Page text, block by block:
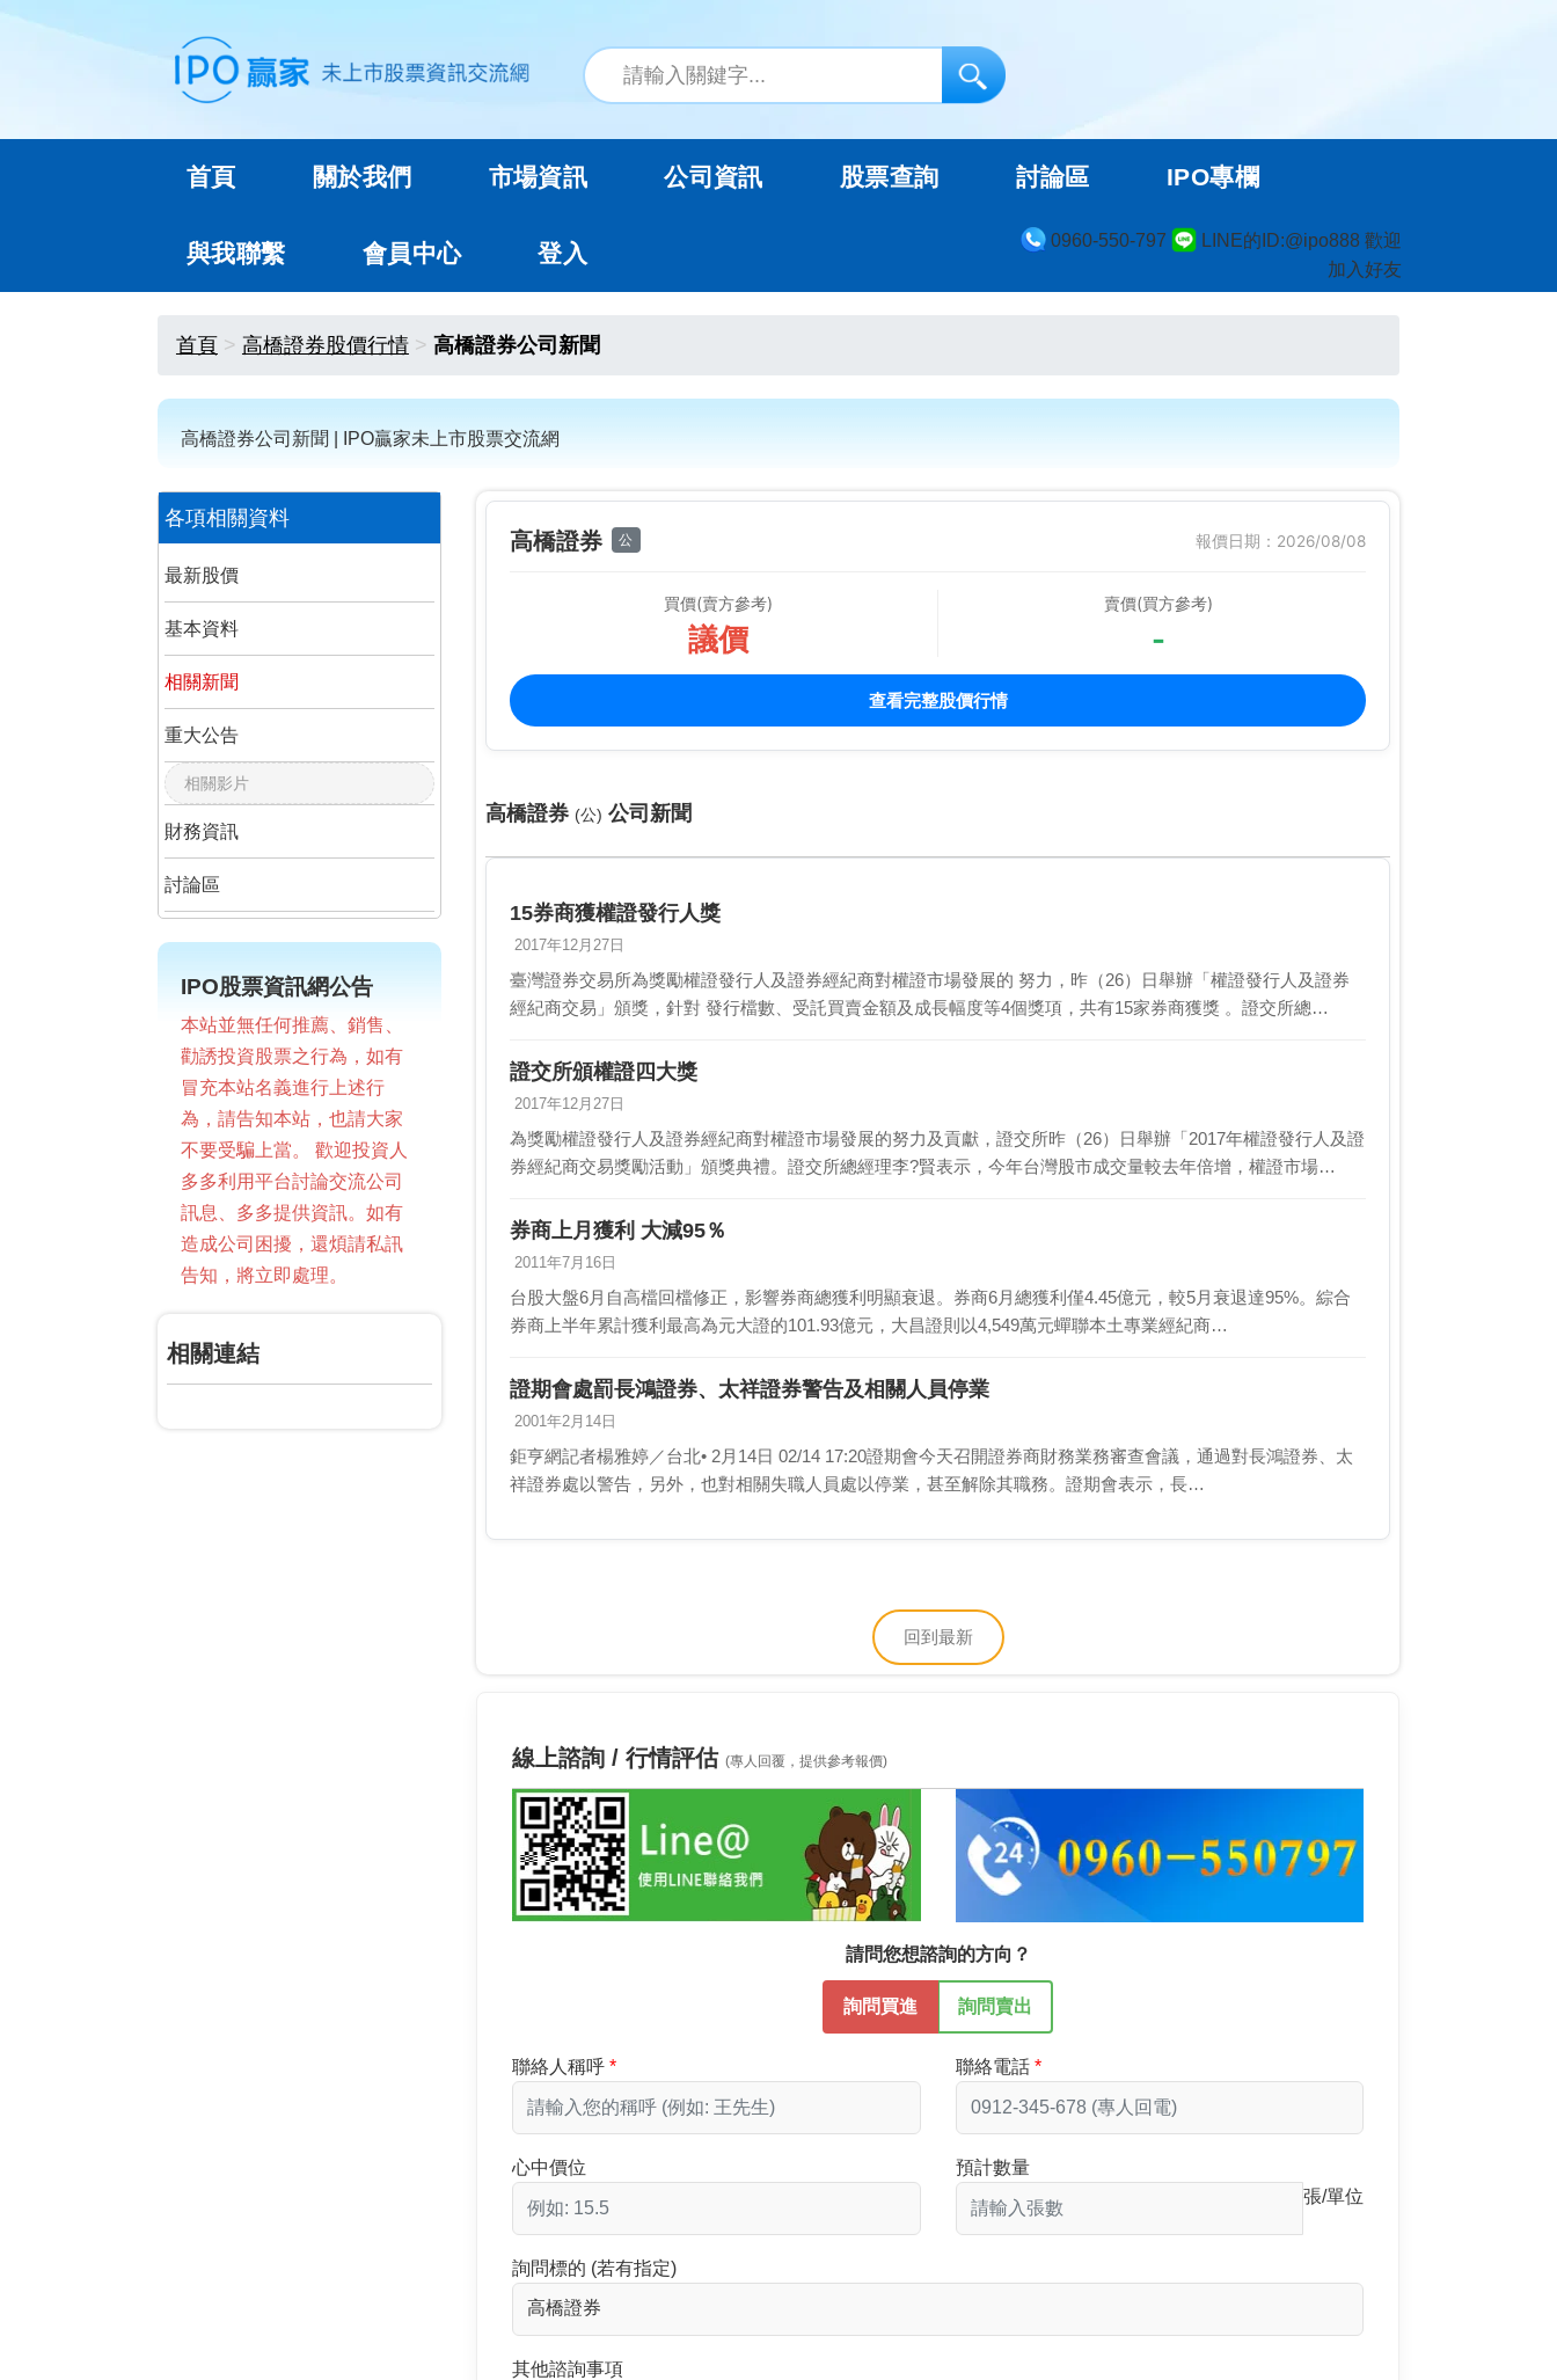
0960-550-797
LINE的ID:@ipo888 歡迎
加入好友
首頁 關於我們 市場資訊 公司資訊 股票查詢 討論區 IPO專欄
與我聯繫 會員中心 登入
首頁 高橋證券股價行情 高橋證券公司新聞
高橋證券公司新聞 | IPO贏家未上市股票交流網
各項相關資料
最新股價
基本資料
相關新聞
重大公告
相關影片
財務資訊
討論區
IPO股票資訊網公告
本站並無任何推薦、銷售、
勸誘投資股票之行為，如有
冒充本站名義進行上述行
為，請告知本站，也請大家
不要受騙上當。 歡迎投資人
多多利用平台討論交流公司
訊息、多多提供資訊。如有
造成公司困擾，還煩請私訊
告知，將立即處理。
相關連結
高橋證券 公 報價日期：2026/08/08
買價(賣方參考)
議價
賣價(買方參考)
-
查看完整股價行情
高橋證券 (公) 公司新聞
15券商獲權證發行人獎
2017年12月27日
臺灣證券交易所為獎勵權證發行人及證券經紀商對權證市場發展的 努力，昨（26）日舉辦「權證發行人及證券
經紀商交易」頒獎，針對 發行檔數、受託買賣金額及成長幅度等4個獎項，共有15家券商獲獎 。證交所總…
證交所頒權證四大獎
2017年12月27日
為獎勵權證發行人及證券經紀商對權證市場發展的努力及貢獻，證交所昨（26）日舉辦「2017年權證發行人及證
券經紀商交易獎勵活動」頒獎典禮。證交所總經理李?賢表示，今年台灣股市成交量較去年倍增，權證市場…
券商上月獲利 大減95％
2011年7月16日
台股大盤6月自高檔回檔修正，影響券商總獲利明顯衰退。券商6月總獲利僅4.45億元，較5月衰退達95%。綜合
券商上半年累計獲利最高為元大證的101.93億元，大昌證則以4,549萬元蟬聯本土專業經紀商…
證期會處罰長鴻證券、太祥證券警告及相關人員停業
2001年2月14日
鉅亨網記者楊雅婷／台北• 2月14日 02/14 17:20證期會今天召開證券商財務業務審查會議，通過對長鴻證券、太
祥證券處以警告，另外，也對相關失職人員處以停業，甚至解除其職務。證期會表示，長…
回到最新
線上諮詢 / 行情評估(專人回覆，提供參考報價)
請問您想諮詢的方向？
詢問買進 詢問賣出
聯絡人稱呼 聯絡電話
心中價位
預計數量
張/單位
詢問標的 (若有指定)
其他諮詢事項